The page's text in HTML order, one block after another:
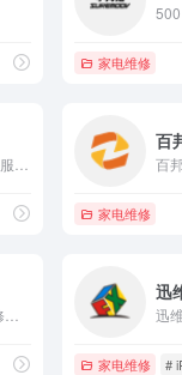
500
家电维修
百
百
家电维修
迅
迅
家电维修 #